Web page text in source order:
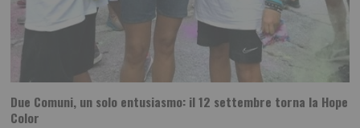
Due Comuni, un solo entusiasmo: il 12 settembre torna la Hope
Color